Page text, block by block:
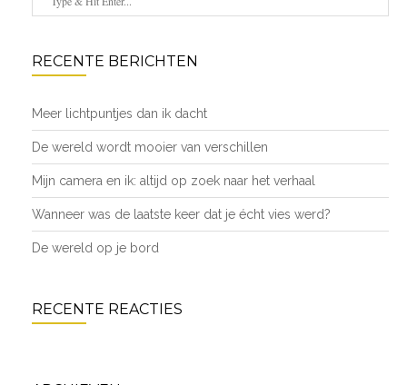
RECENTE BERICHTEN
Meer lichtpuntjes dan ik dacht
De wereld wordt mooier van verschillen
Mijn camera en ik: altijd op zoek naar het verhaal
Wanneer was de laatste keer dat je écht vies werd?
De wereld op je bord
RECENTE REACTIES